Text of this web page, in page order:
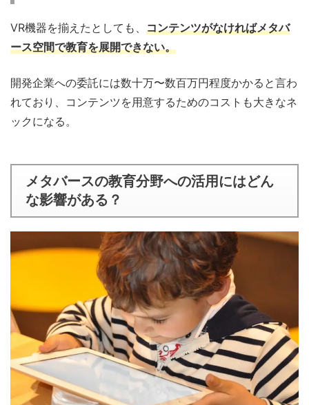
VR機器を揃えたとしても、 コンテンツがなければメタバ
ース空間で教育を展開できない。
開発企業への委託には数十万〜数百万円程度かかると言わ
れており、コンテンツを用意するためのコストも大きなネ
ックになる。
メタバースの教育分野への活用にはどん
な影響がある？